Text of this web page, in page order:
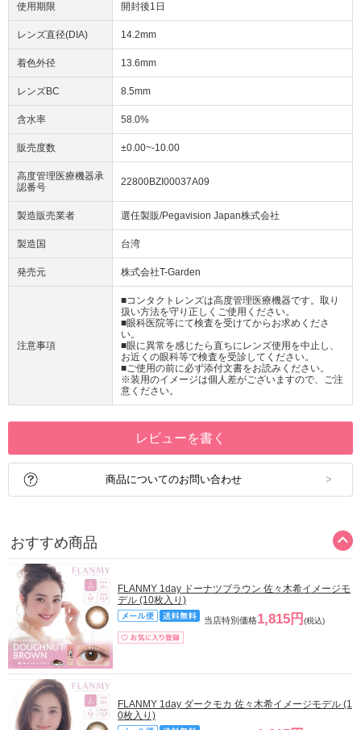
使用期限 開封後1日
レンズ直径(DIA) 14.2mm
着色外径 13.6mm
レンズBC 8.5mm
含水率 58.0%
販売度数 ±0.00~-10.00
高度管理医療機器承
認番号
22800BZI00037A09
製造販売業者 選任製販/Pegavision Japan株式会社
製造国 台湾
発売元 株式会社T-Garden
注意事項
■コンタクトレンズは高度管理医療機器です。取り
扱い方法を守り正しくご使用ください。
■眼科医院等にて検査を受けてからお求めくださ
い。
■眼に異常を感じたら直ちにレンズ使用を中止し、
お近くの眼科等で検査を受診してください。
■ご使用の前に必ず添付文書をお読みください。
※装用のイメージは個人差がございますので、ご注
意ください。
レビューを書く
商品についてのお問い合わせ
おすすめ商品
FLANMY 1day ドーナツブラウン 佐々木希イメージモ
デル (10枚入り)
当店特別価格1,815円 (税込)
FLANMY 1day ダークモカ 佐々木希イメージモデル (1
0枚入り)